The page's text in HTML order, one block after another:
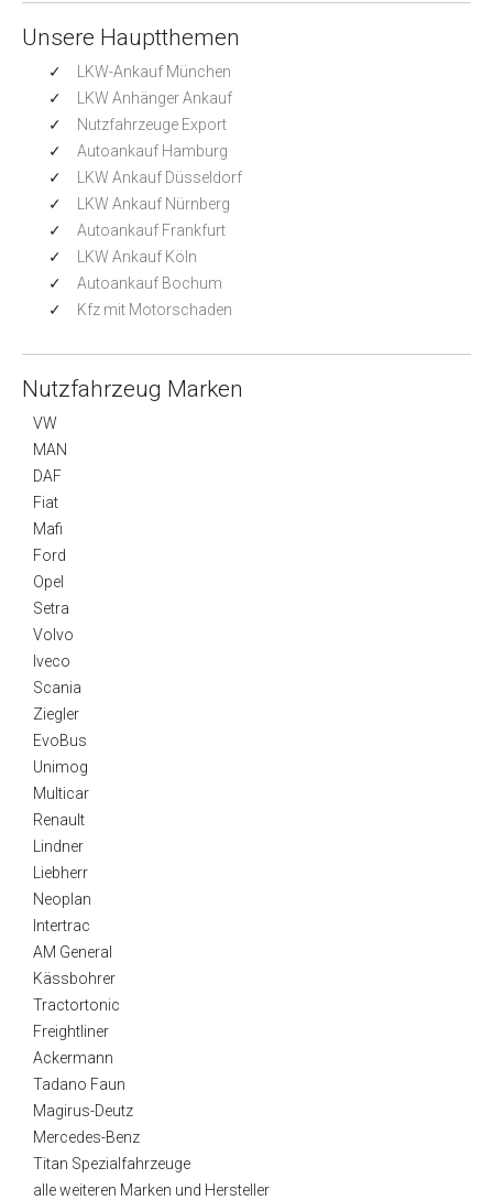
Unsere Hauptthemen
LKW-Ankauf München
LKW Anhänger Ankauf
Nutzfahrzeuge Export
Autoankauf Hamburg
LKW Ankauf Düsseldorf
LKW Ankauf Nürnberg
Autoankauf Frankfurt
LKW Ankauf Köln
Autoankauf Bochum
Kfz mit Motorschaden
Nutzfahrzeug Marken
VW
MAN
DAF
Fiat
Mafi
Ford
Opel
Setra
Volvo
Iveco
Scania
Ziegler
EvoBus
Unimog
Multicar
Renault
Lindner
Liebherr
Neoplan
Intertrac
AM General
Kässbohrer
Tractortonic
Freightliner
Ackermann
Tadano Faun
Magirus-Deutz
Mercedes-Benz
Titan Spezialfahrzeuge
alle weiteren Marken und Hersteller